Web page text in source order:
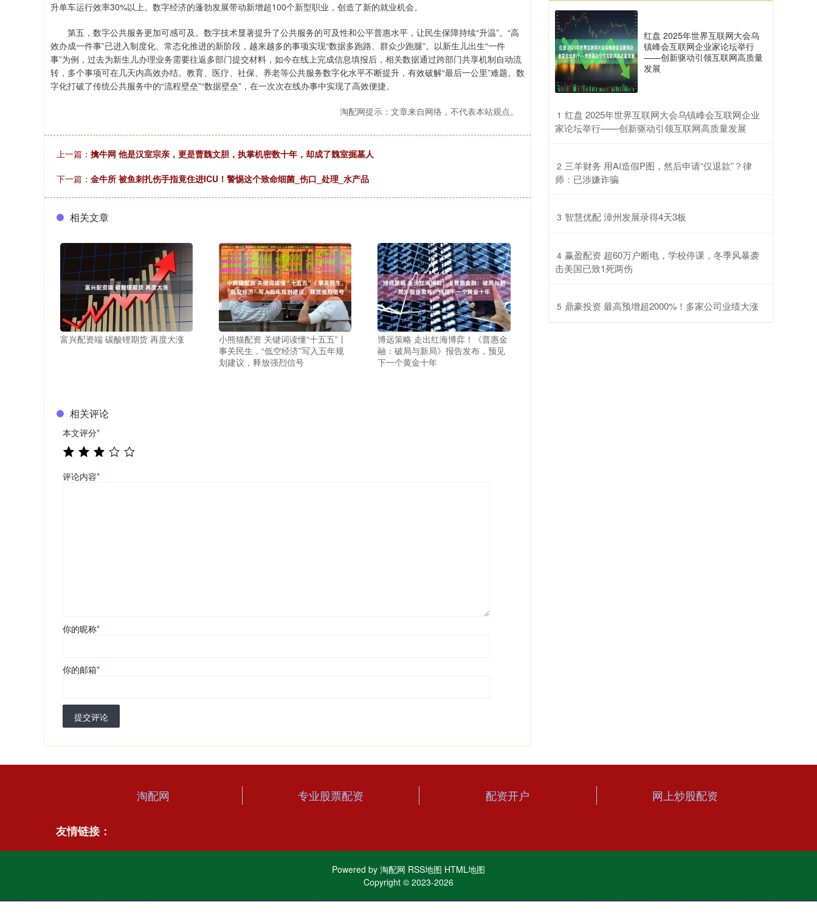
升单车运行效率30%以上。数字经济的蓬勃发展带动新增超100个新型职业，创造了新的就业机会。
第五，数字公共服务更加可感可及。数字技术显著提升了公共服务的可及性和公平普惠水平，让民生保障持续“升温”。“高
效办成一件事”已进入制度化、常态化推进的新阶段，越来越多的事项实现“数据多跑路、群众少跑腿”。以新生儿出生“一件
事”为例，过去为新生儿办理业务需要往返多部门提交材料，如今在线上完成信息填报后，相关数据通过跨部门共享机制自动流
转，多个事项可在几天内高效办结。教育、医疗、社保、养老等公共服务数字化水平不断提升，有效破解“最后一公里”难题。数
字化打破了传统公共服务中的“流程壁垒”“数据壁垒”，在一次次在线办事中实现了高效便捷。
淘配网提示：文章来自网络，不代表本站观点。
上一篇： 擒牛网 他是汉室宗亲，更是曹魏文胆，执掌机密数十年，却成了魏室掘墓人
下一篇： 金牛所 被鱼刺扎伤手指竟住进ICU！警惕这个致命细菌_伤口_处理_水产品
相关文章
富兴配资端 碳酸锂期货 再度大涨
小熊猫配资 关键词读懂“十五五”丨
事关民生，“低空经济”写入五年规
划建议，释放强烈信号
博远策略 走出红海博弈！《普惠金
融：破局与新局》报告发布，预见
下一个黄金十年
相关评论
本文评分*
评论内容*
你的昵称*
你的邮箱*
提交评论
红盘 2025年世界互联网大会乌
镇峰会互联网企业家论坛举行
——创新驱动引领互联网高质量
发展
1 ​红盘 2025年世界互联网大会乌镇峰会互联网企业
家论坛举行——创新驱动引领互联网高质量发展
2 ​三羊财务 用AI造假P图，然后申请“仅退款”？律
师：已涉嫌诈骗
3 ​智慧优配 漳州发展录得4天3板
4 ​赢盈配资 超60万户断电，学校停课，冬季风暴袭
击美国已致1死两伤
5 ​鼎豪投资 最高预增超2000%！多家公司业绩大涨
淘配网 专业股票配资 配资开户 网上炒股配资
友情链接：
Powered by 淘配网 RSS地图 HTML地图
Copyright © 2023-2026